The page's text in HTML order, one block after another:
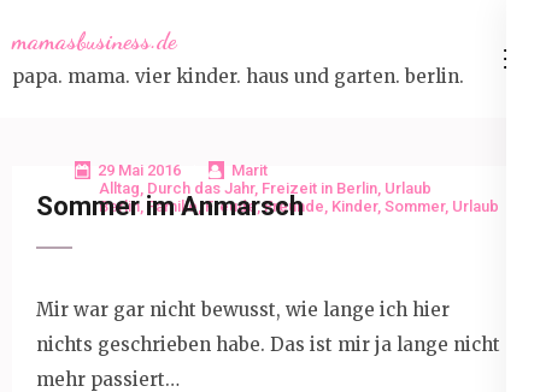
to
content
mamasbusiness.de
papa. mama. vier kinder. haus und garten. berlin.
29 Mai 2016
Marit
Alltag, Durch das Jahr, Freizeit in Berlin, Urlaub
Berlin, Familie,Freude,Freunde, Kinder, Sommer, Urlaub
Sommer im Anmarsch
Mir war gar nicht bewusst, wie lange ich hier
nichts geschrieben habe. Das ist mir ja lange nicht
mehr passiert…